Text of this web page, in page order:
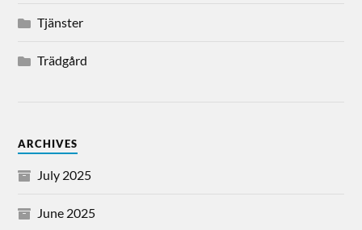
Tjänster
Trädgård
ARCHIVES
July 2025
June 2025